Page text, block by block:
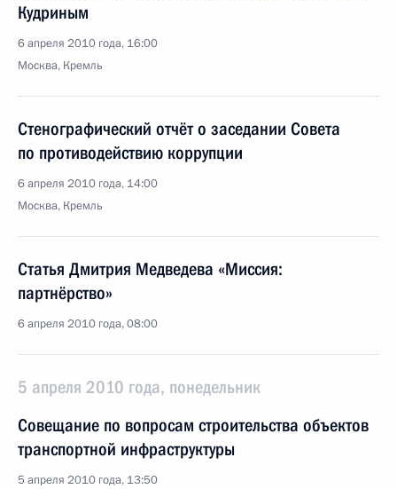
Кудриным
6 апреля 2010 года, 16:00
Москва, Кремль
Стенографический отчёт о заседании Совета
по противодействию коррупции
6 апреля 2010 года, 14:00
Москва, Кремль
Статья Дмитрия Медведева «Миссия:
партнёрство»
6 апреля 2010 года, 08:00
5 апреля 2010 года, понедельник
Совещание по вопросам строительства объектов
транспортной инфраструктуры
5 апреля 2010 года, 13:50